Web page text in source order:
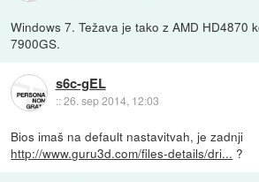
Windows 7. Težava je tako z AMD HD4870
7900GS.
s6c-gEL
::26. sep 2014, 12:03
Bios imaš na default nastavitvah, je zadnji
http://www.guru3d.com/files-details/dri... ?